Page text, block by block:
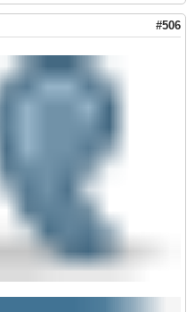
#506